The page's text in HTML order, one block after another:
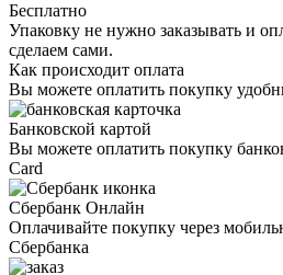
Бесплатно
Упаковку не нужно заказывать и
сделаем сами.
Как происходит оплата
Вы можете оплатить покупку
Банковской картой
Вы можете оплатить покупку
Card
Сбербанк Онлайн
Оплачивайте покупку через
Сбербанка